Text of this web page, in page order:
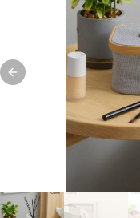
Previous slide